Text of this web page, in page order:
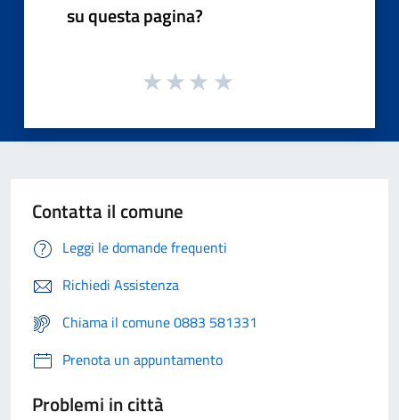
su questa pagina?
Contatta il comune
Leggi le domande frequenti
Richiedi Assistenza
Chiama il comune 0883 581331
Prenota un appuntamento
Problemi in città